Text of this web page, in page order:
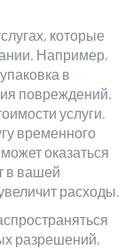
которые
Например,
в
повреждений.
услуги.
временного
оказаться
в вашей
расходы.
разрешений,